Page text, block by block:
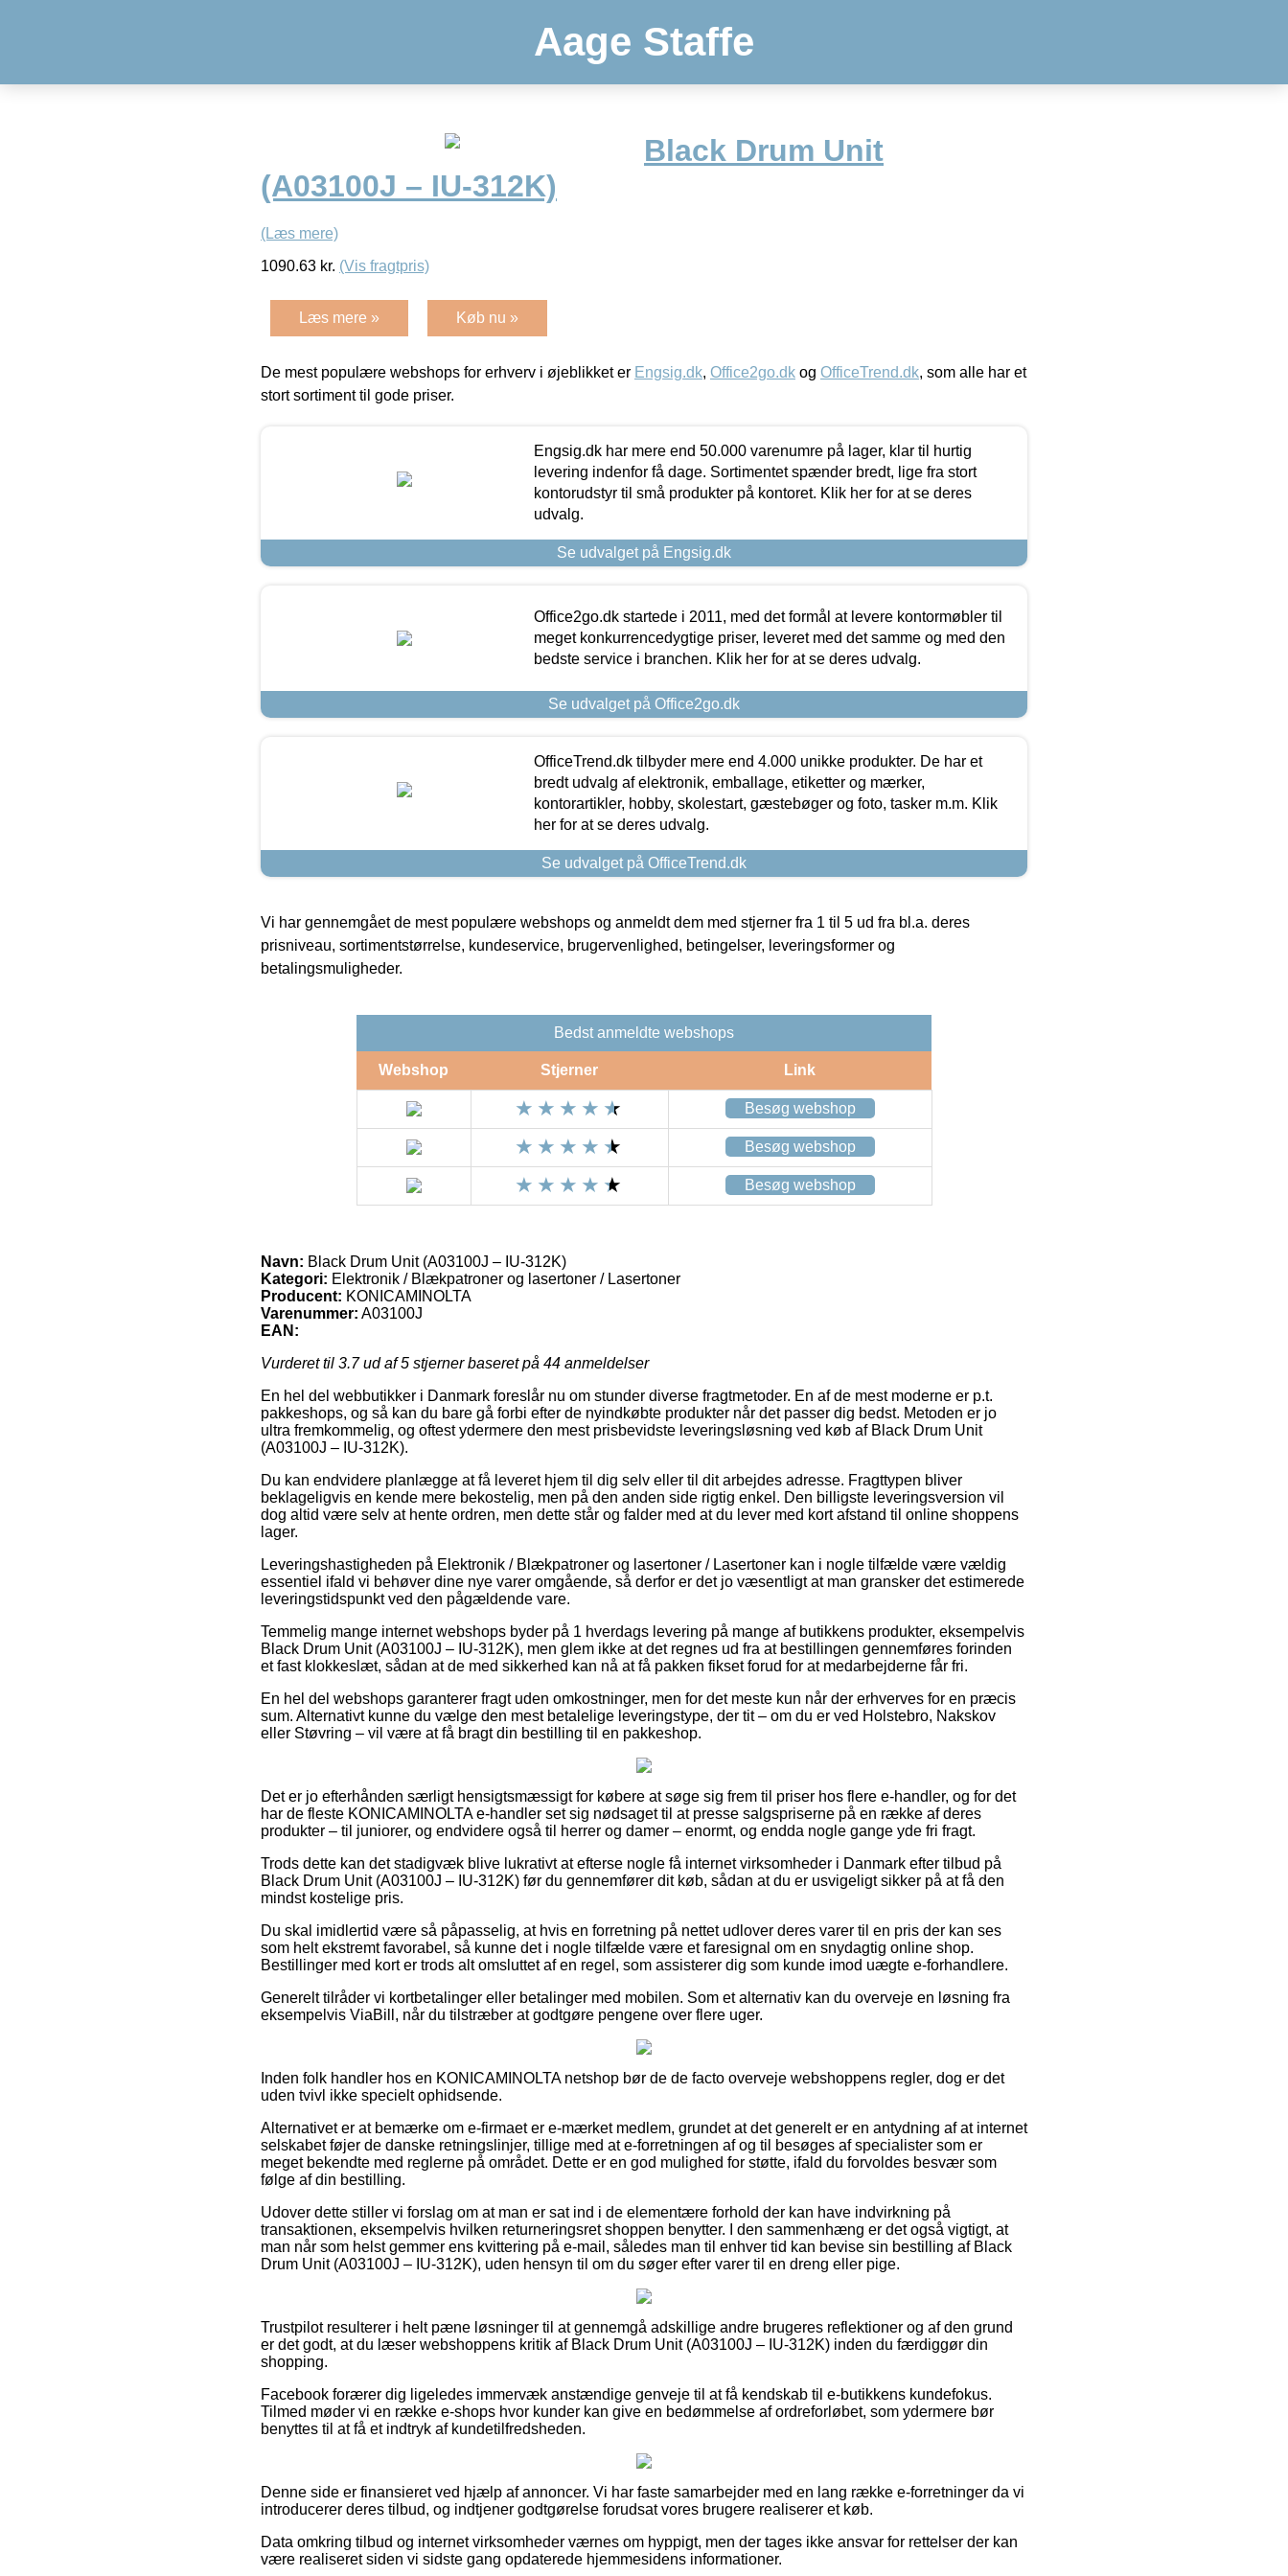
Aage Staffe
Black Drum Unit
(A03100J – IU-312K)
(Læs mere)
1090.63 kr. (Vis fragtpris)
Læs mere » Køb nu »
De mest populære webshops for erhverv i øjeblikket er Engsig.dk, Office2go.dk og OfficeTrend.dk, som alle har et
stort sortiment til gode priser.
Engsig.dk har mere end 50.000 varenumre på lager, klar til hurtig
levering indenfor få dage. Sortimentet spænder bredt, lige fra stort
kontorudstyr til små produkter på kontoret. Klik her for at se deres
udvalg.
Se udvalget på Engsig.dk
Office2go.dk startede i 2011, med det formål at levere kontormøbler til
meget konkurrencedygtige priser, leveret med det samme og med den
bedste service i branchen. Klik her for at se deres udvalg.
Se udvalget på Office2go.dk
OfficeTrend.dk tilbyder mere end 4.000 unikke produkter. De har et
bredt udvalg af elektronik, emballage, etiketter og mærker,
kontorartikler, hobby, skolestart, gæstebøger og foto, tasker m.m. Klik
her for at se deres udvalg.
Se udvalget på OfficeTrend.dk
Vi har gennemgået de mest populære webshops og anmeldt dem med stjerner fra 1 til 5 ud fra bl.a. deres
prisniveau, sortimentstørrelse, kundeservice, brugervenlighed, betingelser, leveringsformer og
betalingsmuligheder.
Bedst anmeldte webshops
Webshop Stjerner Link
Besøg webshop
Besøg webshop
Besøg webshop
Navn: Black Drum Unit (A03100J – IU-312K)
Kategori: Elektronik / Blækpatroner og lasertoner / Lasertoner
Producent: KONICAMINOLTA
Varenummer: A03100J
EAN:
Vurderet til 3.7ud af 5 stjerner baseret på 44 anmeldelser
En hel del webbutikker i Danmark foreslår nu om stunder diverse fragtmetoder. En af de mest moderne er p.t.
pakkeshops, og så kan du bare gå forbi efter de nyindkøbte produkter når det passer dig bedst. Metoden er jo
ultra fremkommelig, og oftest ydermere den mest prisbevidste leveringsløsning ved køb af Black Drum Unit
(A03100J – IU-312K).
Du kan endvidere planlægge at få leveret hjem til dig selv eller til dit arbejdes adresse. Fragttypen bliver
beklageligvis en kende mere bekostelig, men på den anden side rigtig enkel. Den billigste leveringsversion vil
dog altid være selv at hente ordren, men dette står og falder med at du lever med kort afstand til online shoppens
lager.
Leveringshastigheden på Elektronik / Blækpatroner og lasertoner / Lasertoner kan i nogle tilfælde være vældig
essentiel ifald vi behøver dine nye varer omgående, så derfor er det jo væsentligt at man gransker det estimerede
leveringstidspunkt ved den pågældende vare.
Temmelig mange internet webshops byder på 1 hverdags levering på mange af butikkens produkter, eksempelvis
Black Drum Unit (A03100J – IU-312K), men glem ikke at det regnes ud fra at bestillingen gennemføres forinden
et fast klokkeslæt, sådan at de med sikkerhed kan nå at få pakken fikset forud for at medarbejderne får fri.
En hel del webshops garanterer fragt uden omkostninger, men for det meste kun når der erhverves for en præcis
sum. Alternativt kunne du vælge den mest betalelige leveringstype, der tit – om du er ved Holstebro, Nakskov
eller Støvring – vil være at få bragt din bestilling til en pakkeshop.
Det er jo efterhånden særligt hensigtsmæssigt for købere at søge sig frem til priser hos flere e-handler, og for det
har de fleste KONICAMINOLTA e-handler set sig nødsaget til at presse salgspriserne på en række af deres
produkter – til juniorer, og endvidere også til herrer og damer – enormt, og endda nogle gange yde fri fragt.
Trods dette kan det stadigvæk blive lukrativt at efterse nogle få internet virksomheder i Danmark efter tilbud på
Black Drum Unit (A03100J – IU-312K) før du gennemfører dit køb, sådan at du er usvigeligt sikker på at få den
mindst kostelige pris.
Du skal imidlertid være så påpasselig, at hvis en forretning på nettet udlover deres varer til en pris der kan ses
som helt ekstremt favorabel, så kunne det i nogle tilfælde være et faresignal om en snydagtig online shop.
Bestillinger med kort er trods alt omsluttet af en regel, som assisterer dig som kunde imod uægte e-forhandlere.
Generelt tilråder vi kortbetalinger eller betalinger med mobilen. Som et alternativ kan du overveje en løsning fra
eksempelvis ViaBill, når du tilstræber at godtgøre pengene over flere uger.
Inden folk handler hos en KONICAMINOLTA netshop bør de de facto overveje webshoppens regler, dog er det
uden tvivl ikke specielt ophidsende.
Alternativet er at bemærke om e-firmaet er e-mærket medlem, grundet at det generelt er en antydning af at internet
selskabet føjer de danske retningslinjer, tillige med at e-forretningen af og til besøges af specialister som er
meget bekendte med reglerne på området. Dette er en god mulighed for støtte, ifald du forvoldes besvær som
følge af din bestilling.
Udover dette stiller vi forslag om at man er sat ind i de elementære forhold der kan have indvirkning på
transaktionen, eksempelvis hvilken returneringsret shoppen benytter. I den sammenhæng er det også vigtigt, at
man når som helst gemmer ens kvittering på e-mail, således man til enhver tid kan bevise sin bestilling af Black
Drum Unit (A03100J – IU-312K), uden hensyn til om du søger efter varer til en dreng eller pige.
Trustpilot resulterer i helt pæne løsninger til at gennemgå adskillige andre brugeres reflektioner og af den grund
er det godt, at du læser webshoppens kritik af Black Drum Unit (A03100J – IU-312K) inden du færdiggør din
shopping.
Facebook forærer dig ligeledes immervæk anstændige genveje til at få kendskab til e-butikkens kundefokus.
Tilmed møder vi en række e-shops hvor kunder kan give en bedømmelse af ordreforløbet, som ydermere bør
benyttes til at få et indtryk af kundetilfredsheden.
Denne side er finansieret ved hjælp af annoncer. Vi har faste samarbejder med en lang række e-forretninger da vi
introducerer deres tilbud, og indtjener godtgørelse forudsat vores brugere realiserer et køb.
Data omkring tilbud og internet virksomheder værnes om hyppigt, men der tages ikke ansvar for rettelser der kan
være realiseret siden vi sidste gang opdaterede hjemmesidens informationer.